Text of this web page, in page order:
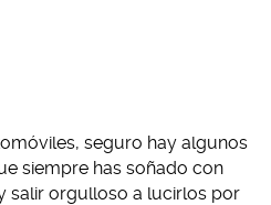
seguro hay algunos
siempre has soñado con
salir orgulloso a lucirlos por